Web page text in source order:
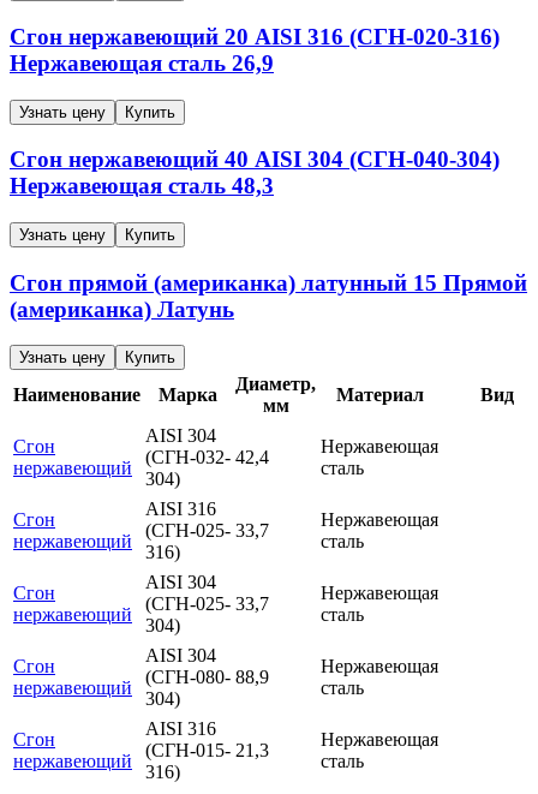
Сгон нержавеющий 20 AISI 316 (СГН-020-316)
Нержавеющая сталь 26,9
Узнать цену Купить
Сгон нержавеющий 40 AISI 304 (СГН-040-304)
Нержавеющая сталь 48,3
Узнать цену Купить
Сгон прямой (американка) латунный 15 Прямой
(американка) Латунь
Узнать цену Купить
Наименование Марка
Диаметр,
мм
Материал Вид
Сгон
нержавеющий
AISI 304
(СГН-032-
304)
42,4
Нержавеющая
сталь
Сгон
нержавеющий
AISI 316
(СГН-025-
316)
33,7
Нержавеющая
сталь
Сгон
нержавеющий
AISI 304
(СГН-025-
304)
33,7
Нержавеющая
сталь
Сгон
нержавеющий
AISI 304
(СГН-080-
304)
88,9
Нержавеющая
сталь
Сгон
нержавеющий
AISI 316
(СГН-015-
316)
21,3
Нержавеющая
сталь